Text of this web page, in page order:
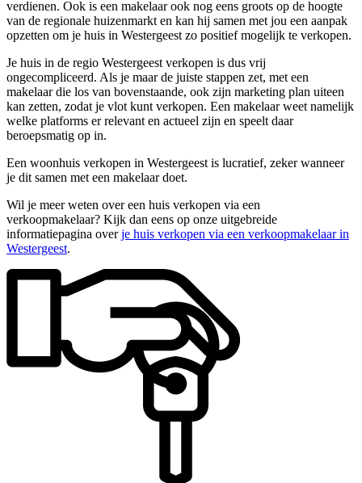
verdienen. Ook is een makelaar ook nog eens groots op de hoogte
van de regionale huizenmarkt en kan hij samen met jou een aanpak
opzetten om je huis in Westergeest zo positief mogelijk te verkopen.
Je huis in de regio Westergeest verkopen is dus vrij
ongecompliceerd. Als je maar de juiste stappen zet, met een
makelaar die los van bovenstaande, ook zijn marketing plan uiteen
kan zetten, zodat je vlot kunt verkopen. Een makelaar weet namelijk
welke platforms er relevant en actueel zijn en speelt daar
beroepsmatig op in.
Een woonhuis verkopen in Westergeest is lucratief, zeker wanneer
je dit samen met een makelaar doet.
Wil je meer weten over een huis verkopen via een
verkoopmakelaar? Kijk dan eens op onze uitgebreide
informatiepagina overje huis verkopen via een verkoopmakelaar in
Westergeest.